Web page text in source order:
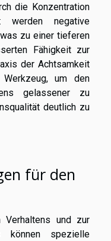
die Konzentration
werden negative
zu einer tieferen
Fähigkeit zur
der Achtsamkeit
um den
gelassener zu
deutlich zu
für den
Verhaltens und zur
können spezielle